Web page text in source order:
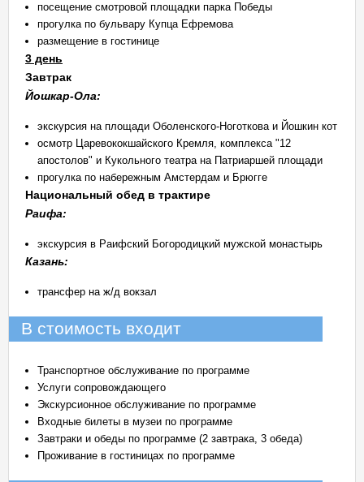
посещение смотровой площадки парка Победы
прогулка по бульвару Купца Ефремова
размещение в гостинице
3 день
Завтрак
Йошкар-Ола:
экскурсия на площади Оболенского-Ноготкова и Йошкин кот
осмотр Царевококшайского Кремля, комплекса "12
апостолов" и Кукольного театра на Патриаршей площади
прогулка по набережным Амстердам и Брюгге
Национальный обед в трактире
Раифа:
экскурсия в Раифский Богородицкий мужской монастырь
Казань:
трансфер на ж/д вокзал
В стоимость входит
Транспортное обслуживание по программе
Услуги сопровождающего
Экскурсионное обслуживание по программе
Входные билеты в музеи по программе
Завтраки и обеды по программе (2 завтрака, 3 обеда)
Проживание в гостиницах по программе